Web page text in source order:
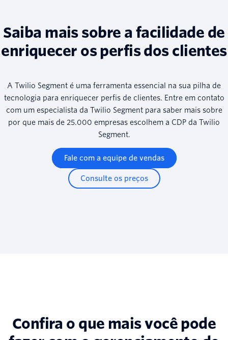
Saiba mais sobre a facilidade de
enriquecer os perfis dos clientes
A Twilio Segment é uma ferramenta essencial na sua pilha de
tecnologia para enriquecer perfis de clientes. Entre em contato
com um especialista da Twilio Segment para saber mais sobre
por que mais de 25.000 empresas escolhem a CDP da Twilio
Segment.
Fale com a equipe de vendas
Consulte os preços
Confira o que mais você pode